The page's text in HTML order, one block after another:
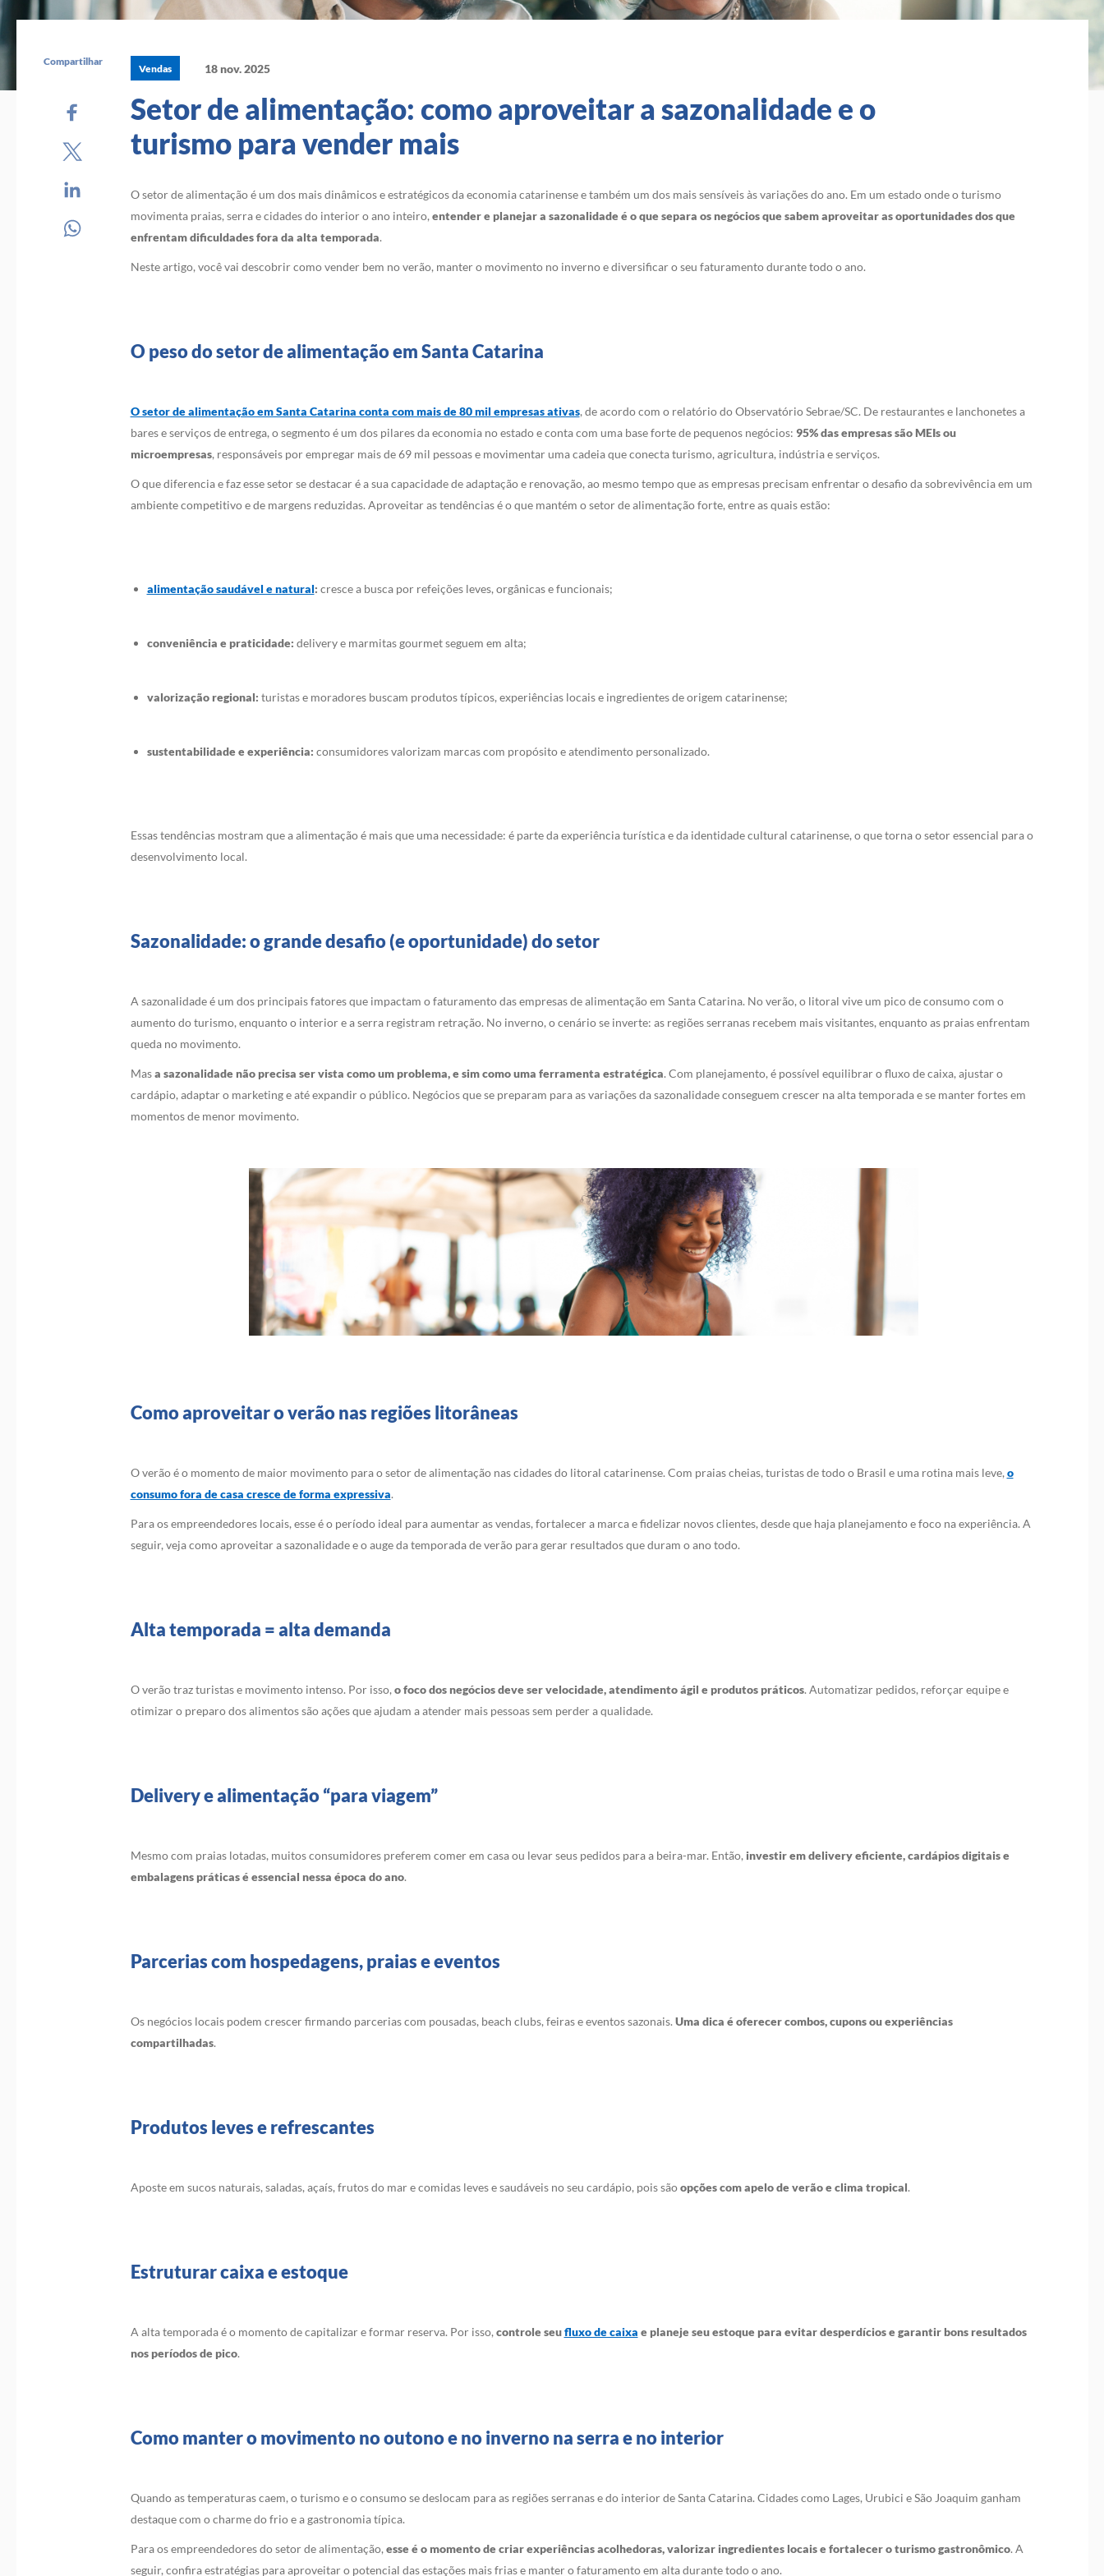
Compartilhar
Vendas 18 nov. 2025
Setor de alimentação: como aproveitar a sazonalidade e o
turismo para vender mais
O setor de alimentação é um dos mais dinâmicos e estratégicos da economia catarinense e também um dos mais sensíveis às variações do ano. Em um estado onde o turismo
movimenta praias, serra e cidades do interior o ano inteiro, entender e planejar a sazonalidade é o que separa os negócios que sabem aproveitar as oportunidades dos que
enfrentam dificuldades fora da alta temporada.
Neste artigo, você vai descobrir como vender bem no verão, manter o movimento no inverno e diversificar o seu faturamento durante todo o ano.
O peso do setor de alimentação em Santa Catarina
O setor de alimentação em Santa Catarina conta com mais de 80 mil empresas ativas, de acordo com o relatório do Observatório Sebrae/SC. De restaurantes e lanchonetes a
bares e serviços de entrega, o segmento é um dos pilares da economia no estado e conta com uma base forte de pequenos negócios: 95% das empresas são MEIs ou
microempresas, responsáveis por empregar mais de 69 mil pessoas e movimentar uma cadeia que conecta turismo, agricultura, indústria e serviços.
O que diferencia e faz esse setor se destacar é a sua capacidade de adaptação e renovação, ao mesmo tempo que as empresas precisam enfrentar o desafio da sobrevivência em um
ambiente competitivo e de margens reduzidas. Aproveitar as tendências é o que mantém o setor de alimentação forte, entre as quais estão:
alimentação saudável e natural: cresce a busca por refeições leves, orgânicas e funcionais;
conveniência e praticidade: delivery e marmitas gourmet seguem em alta;
valorização regional: turistas e moradores buscam produtos típicos, experiências locais e ingredientes de origem catarinense;
sustentabilidade e experiência: consumidores valorizam marcas com propósito e atendimento personalizado.
Essas tendências mostram que a alimentação é mais que uma necessidade: é parte da experiência turística e da identidade cultural catarinense, o que torna o setor essencial para o
desenvolvimento local.
Sazonalidade: o grande desafio (e oportunidade) do setor
A sazonalidade é um dos principais fatores que impactam o faturamento das empresas de alimentação em Santa Catarina. No verão, o litoral vive um pico de consumo com o
aumento do turismo, enquanto o interior e a serra registram retração. No inverno, o cenário se inverte: as regiões serranas recebem mais visitantes, enquanto as praias enfrentam
queda no movimento.
Masa sazonalidade não precisa ser vista como um problema, e sim como uma ferramenta estratégica. Com planejamento, é possível equilibrar o fluxo de caixa, ajustar o
cardápio, adaptar o marketing e até expandir o público. Negócios que se preparam para as variações da sazonalidade conseguem crescer na alta temporada e se manter fortes em
momentos de menor movimento.
Como aproveitar o verão nas regiões litorâneas
O verão é o momento de maior movimento para o setor de alimentação nas cidades do litoral catarinense. Com praias cheias, turistas de todo o Brasil e uma rotina mais leve, o
consumo fora de casa cresce de forma expressiva.
Para os empreendedores locais, esse é o período ideal para aumentar as vendas, fortalecer a marca e fidelizar novos clientes, desde que haja planejamento e foco na experiência. A
seguir, veja como aproveitar a sazonalidade e o auge da temporada de verão para gerar resultados que duram o ano todo.
Alta temporada = alta demanda
O verão traz turistas e movimento intenso. Por isso, o foco dos negócios deve ser velocidade, atendimento ágil e produtos práticos. Automatizar pedidos, reforçar equipe e
otimizar o preparo dos alimentos são ações que ajudam a atender mais pessoas sem perder a qualidade.
Delivery e alimentação “para viagem”
Mesmo com praias lotadas, muitos consumidores preferem comer em casa ou levar seus pedidos para a beira-mar. Então, investir em delivery eficiente, cardápios digitais e
embalagens práticas é essencial nessa época do ano.
Parcerias com hospedagens, praias e eventos
Os negócios locais podem crescer firmando parcerias com pousadas, beach clubs, feiras e eventos sazonais. Uma dica é oferecer combos, cupons ou experiências
compartilhadas.
Produtos leves e refrescantes
Aposte em sucos naturais, saladas, açaís, frutos do mar e comidas leves e saudáveis no seu cardápio, pois sãoopções com apelo de verão e clima tropical.
Estruturar caixa e estoque
A alta temporada é o momento de capitalizar e formar reserva. Por isso, controle seufluxo de caixa e planeje seu estoque para evitar desperdícios e garantir bons resultados
nos períodos de pico.
Como manter o movimento no outono e no inverno na serra e no interior
Quando as temperaturas caem, o turismo e o consumo se deslocam para as regiões serranas e do interior de Santa Catarina. Cidades como Lages, Urubici e São Joaquim ganham
destaque com o charme do frio e a gastronomia típica.
Para os empreendedores do setor de alimentação, esse é o momento de criar experiências acolhedoras, valorizar ingredientes locais e fortalecer o turismo gastronômico. A
seguir, confira estratégias para aproveitar o potencial das estações mais frias e manter o faturamento em alta durante todo o ano.